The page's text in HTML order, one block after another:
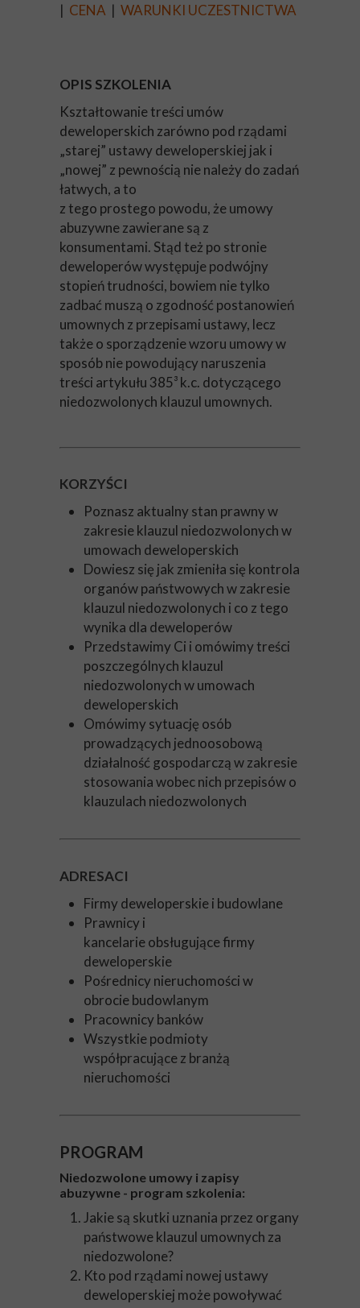
| CENA | WARUNKI UCZESTNICTWA
OPIS SZKOLENIA
Kształtowanie treści umów
deweloperskich zarówno pod rządami
„starej” ustawy deweloperskiej jak i
„nowej” z pewnością nie należy do zadań
łatwych, a to
z tego prostego powodu, że umowy
abuzywne zawierane są z
konsumentami. Stąd też po stronie
deweloperów występuje podwójny
stopień trudności, bowiem nie tylko
zadbać muszą o zgodność postanowień
umownych z przepisami ustawy, lecz
także o sporządzenie wzoru umowy w
sposób nie powodujący naruszenia
treści artykułu 385³ k.c. dotyczącego
niedozwolonych klauzul umownych.
KORZYŚCI
Poznasz aktualny stan prawny w
zakresie klauzul niedozwolonych w
umowach deweloperskich
Dowiesz się jak zmieniła się kontrola
organów państwowych w zakresie
klauzul niedozwolonych i co z tego
wynika dla deweloperów
Przedstawimy Ci i omówimy treści
poszczególnych klauzul
niedozwolonych w umowach
deweloperskich
Omówimy sytuację osób
prowadzących jednoosobową
działalność gospodarczą w zakresie
stosowania wobec nich przepisów o
klauzulach niedozwolonych
ADRESACI
Firmy deweloperskie i budowlane
Prawnicy i
kancelarie obsługujące firmy
deweloperskie
Pośrednicy nieruchomości w
obrocie budowlanym
Pracownicy banków
Wszystkie podmioty
współpracujące z branżą
nieruchomości
PROGRAM
​​​​Niedozwolone umowy i zapisy
abuzywne - program szkolenia:
Jakie są skutki uznania przez organy
państwowe klauzul umownych za
niedozwolone?
Kto pod rządami nowej ustawy
deweloperskiej może powoływać